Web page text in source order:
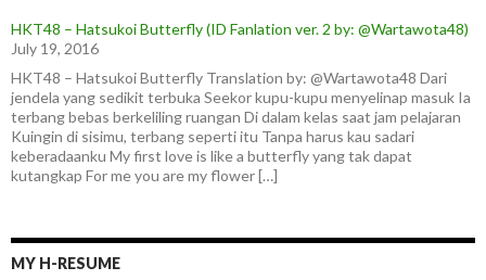
HKT48 – Hatsukoi Butterfly (ID Fanlation ver. 2 by: @Wartawota48)
July 19, 2016
HKT48 – Hatsukoi Butterfly Translation by: @Wartawota48 Dari
jendela yang sedikit terbuka Seekor kupu-kupu menyelinap masuk Ia
terbang bebas berkeliling ruangan Di dalam kelas saat jam pelajaran
Kuingin di sisimu, terbang seperti itu Tanpa harus kau sadari
keberadaanku My first love is like a butterfly yang tak dapat
kutangkap For me you are my flower […]
MY H-RESUME